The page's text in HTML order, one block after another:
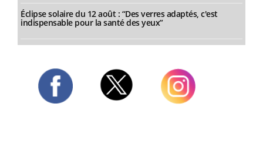
Éclipse solaire du 12 août : “Des verres adaptés, c'est
indispensable pour la santé des yeux”